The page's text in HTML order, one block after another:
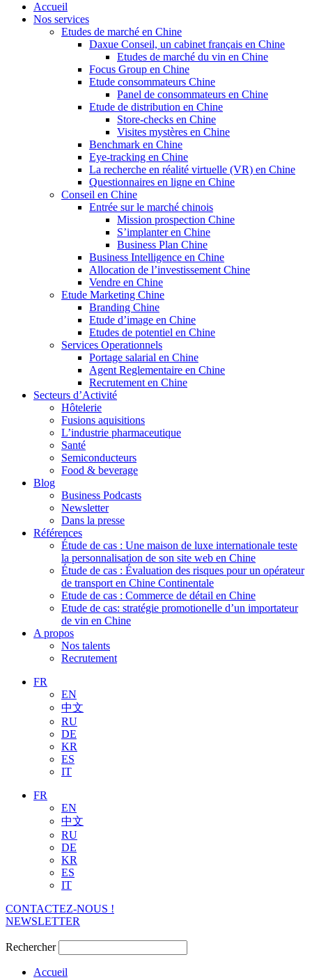
Accueil
Nos services
Etudes de marché en Chine
Daxue Conseil, un cabinet français en Chine
Etudes de marché du vin en Chine
Focus Group en Chine
Etude consommateurs Chine
Panel de consommateurs en Chine
Etude de distribution en Chine
Store-checks en Chine
Visites mystères en Chine
Benchmark en Chine
Eye-tracking en Chine
La recherche en réalité virtuelle (VR) en Chine
Questionnaires en ligne en Chine
Conseil en Chine
Entrée sur le marché chinois
Mission prospection Chine
S’implanter en Chine
Business Plan Chine
Business Intelligence en Chine
Allocation de l’investissement Chine
Vendre en Chine
Etude Marketing Chine
Branding Chine
Etude d’image en Chine
Etudes de potentiel en Chine
Services Operationnels
Portage salarial en Chine
Agent Reglementaire en Chine
Recrutement en Chine
Secteurs d’Activité
Hôtelerie
Fusions aquisitions
L’industrie pharmaceutique
Santé
Semiconducteurs
Food & beverage
Blog
Business Podcasts
Newsletter
Dans la presse
Références
Étude de cas : Une maison de luxe internationale teste
la personnalisation de son site web en Chine
Étude de cas : Évaluation des risques pour un opérateur
de transport en Chine Continentale
Etude de cas : Commerce de détail en Chine
Etude de cas: stratégie promotionelle d’un importateur
de vin en Chine
A propos
Nos talents
Recrutement
FR
EN
中文
RU
DE
KR
ES
IT
FR
EN
中文
RU
DE
KR
ES
IT
CONTACTEZ-NOUS !
NEWSLETTER
Rechercher
Accueil